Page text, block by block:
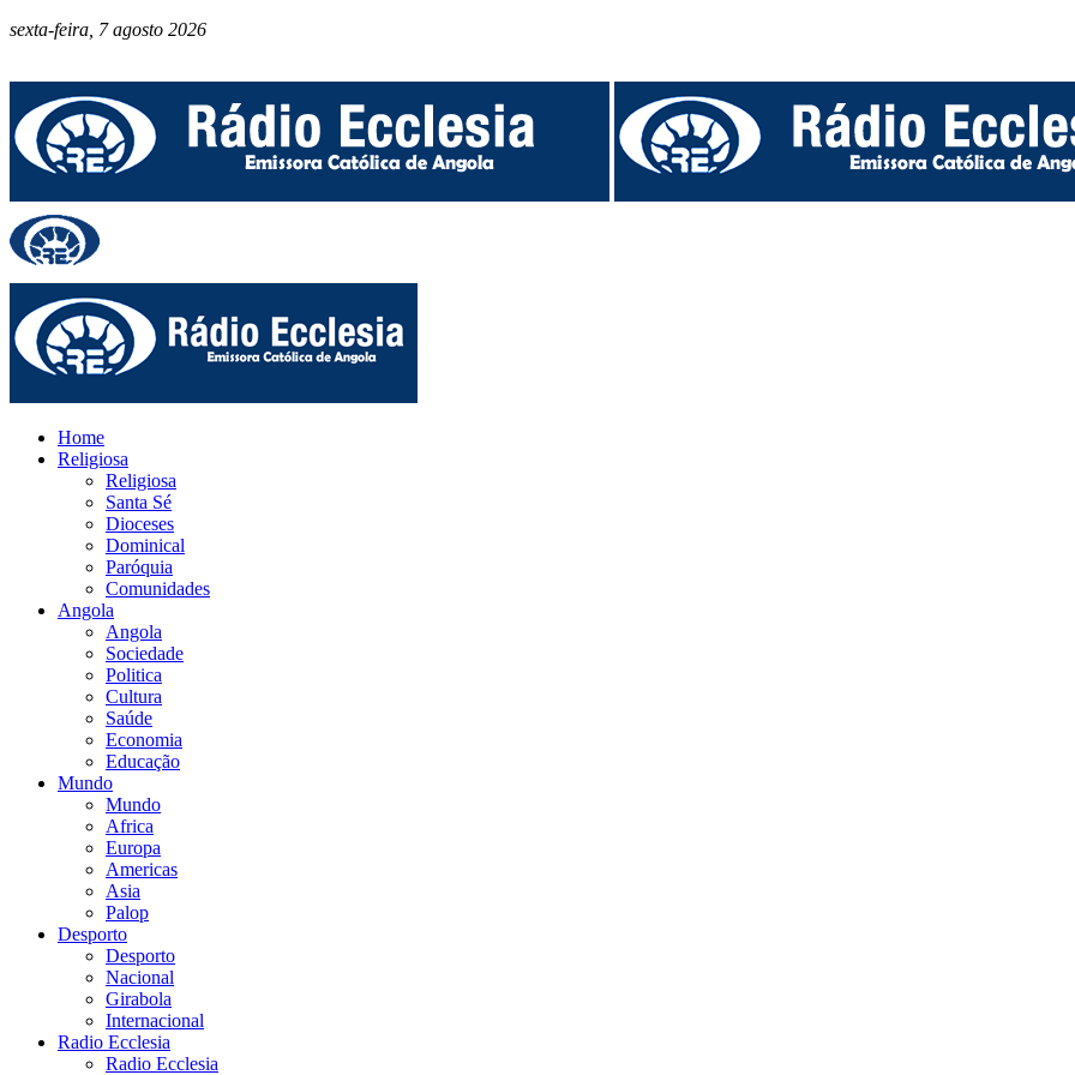
sexta-feira, 7 agosto 2026
Home
Religiosa
Religiosa
Santa Sé
Dioceses
Dominical
Paróquia
Comunidades
Angola
Angola
Sociedade
Politica
Cultura
Saúde
Economia
Educação
Mundo
Mundo
Africa
Europa
Americas
Asia
Palop
Desporto
Desporto
Nacional
Girabola
Internacional
Radio Ecclesia
Radio Ecclesia